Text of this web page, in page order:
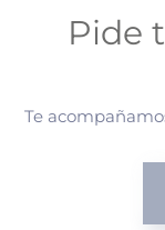
Pide
Te